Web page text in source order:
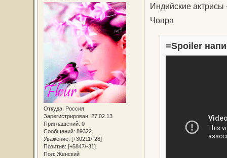
Откуда: Россия
Зарегистрирован: 27.02.13
Приглашений: 0
Сообщений: 89322
Уважение: [+30211/-28]
Позитив: [+5847/-31]
Пол: Женский
Индийские
Чопра
=Spoiler